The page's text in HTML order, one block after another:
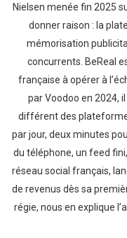
Nielsen menée fin 2025
donner raison : la
mémorisation
concurrents. BeReal
française à opérer à
par Voodoo en 2024,
différent des
par jour, deux minutes
du téléphone, un feed
réseau social français,
de revenus dès sa
régie, nous en explique